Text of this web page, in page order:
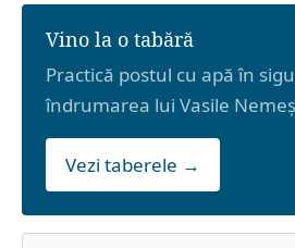
Vino la o tabără
Practică postul cu apă în
îndrumarea lui Vasile
Vezi taberele →